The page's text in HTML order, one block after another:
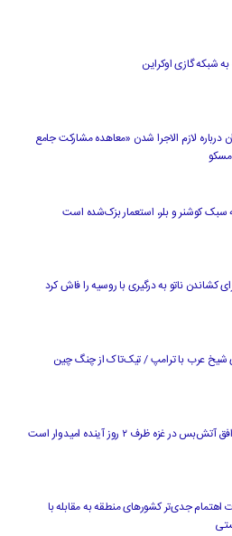
شبکه گازی اوکراین
درباره لازم‌ الاجرا شدن «معاهده مشارکت جامع
مسکو
سبک کوشنر و بلر، استعمار بزک‌شده است
کشاندن ناتو به درگیری با روسیه را فاش کرد
دلاری شیخ عرب با ترامپ / تیک‌تاک از چنگ چین
غزه ظرف ۲ روز آینده امیدوار است
اهتمام جدی‌تر کشورهای منطقه به مقابله با